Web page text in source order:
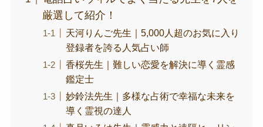
厳選して紹介！
天河りんご先生｜5,000人超のお気に入り
登録者を誇る人気占い師
香桜先生｜難しい恋愛を解決に導く霊感
鑑定士
妙鈴法先生｜多様な占術で幸福な未来を
導く霊視の達人